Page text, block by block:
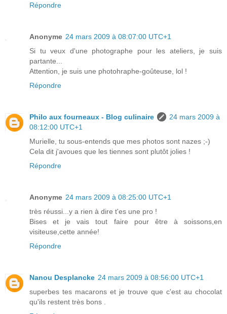
Répondre
Anonyme 24 mars 2009 à 08:07:00 UTC+1
Si tu veux d'une photographe pour les ateliers, je suis
partante...
Attention, je suis une photohraphe-goûteuse, lol !
Répondre
Philo aux fourneaux - Blog culinaire
24 mars 2009 à
08:12:00 UTC+1
Murielle, tu sous-entends que mes photos sont nazes ;-)
Cela dit j'avoues que les tiennes sont plutôt jolies !
Répondre
Anonyme 24 mars 2009 à 08:25:00 UTC+1
très réussi...y a rien à dire t'es une pro !
Bises et je vais tout faire pour être à soissons,en
visiteuse,cette année!
Répondre
Nanou Desplancke 24 mars 2009 à 08:56:00 UTC+1
superbes tes macarons et je trouve que c'est au chocolat
qu'ils restent très bons .